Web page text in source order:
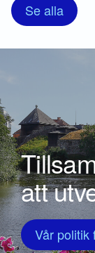
Se alla
att
Vår politik